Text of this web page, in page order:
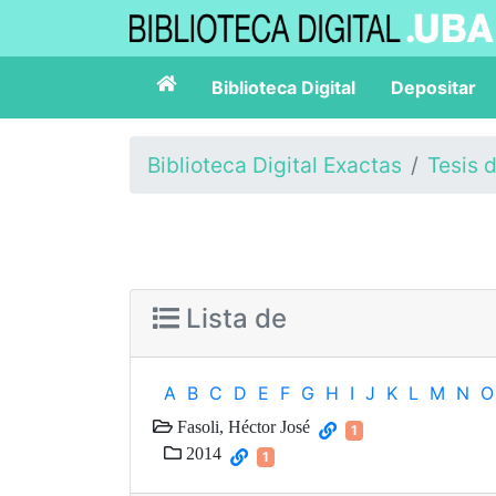
Biblioteca Digital Depositar
Biblioteca Digital Exactas Tesis
Lista de
A B C D E F G H I J K L M N O
Fasoli, Héctor José 1
2014 1